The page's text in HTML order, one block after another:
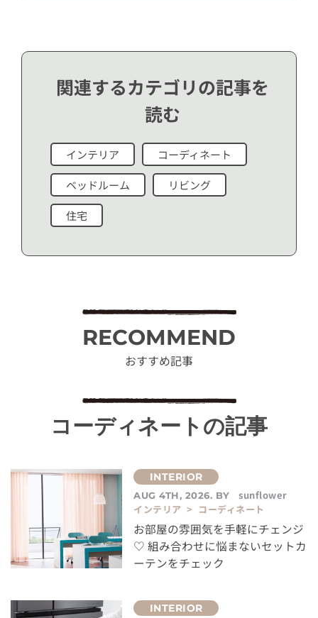
関連するカテゴリの記事を
読む
インテリア コーディネート
ベッドルーム リビング
住宅
RECOMMEND
おすすめ記事
コーディネートの記事
AUG 4TH, 2026. BY
sunflower
インテリア > コーディネート
お部屋の雰囲気を手軽にチェンジ
♡ 組み合わせに悩まないセットカ
ーテンをチェック